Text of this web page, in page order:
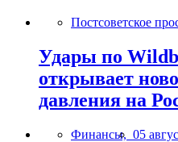
Постсоветское
Удары по
открывает
давления на
Финансы, 05